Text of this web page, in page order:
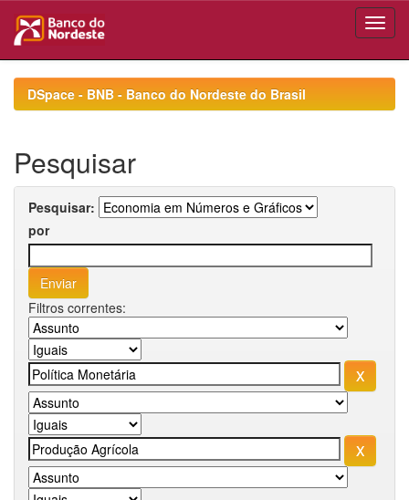
navigationDSpace - BNB - Banco do Nordeste do Brasil
Pesquisar
Pesquisar:
por
Filtros correntes: